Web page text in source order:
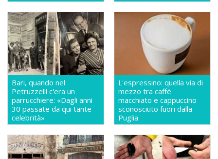
Bari, quando nel
Petruzzelli c'era un
parrucchiere: «Dagli anni
30 passate da qui tante
celebrità»
L'espressino: quella via di
mezzo tra caffè
macchiato e cappuccino
sconosciuto fuori dalla
Puglia